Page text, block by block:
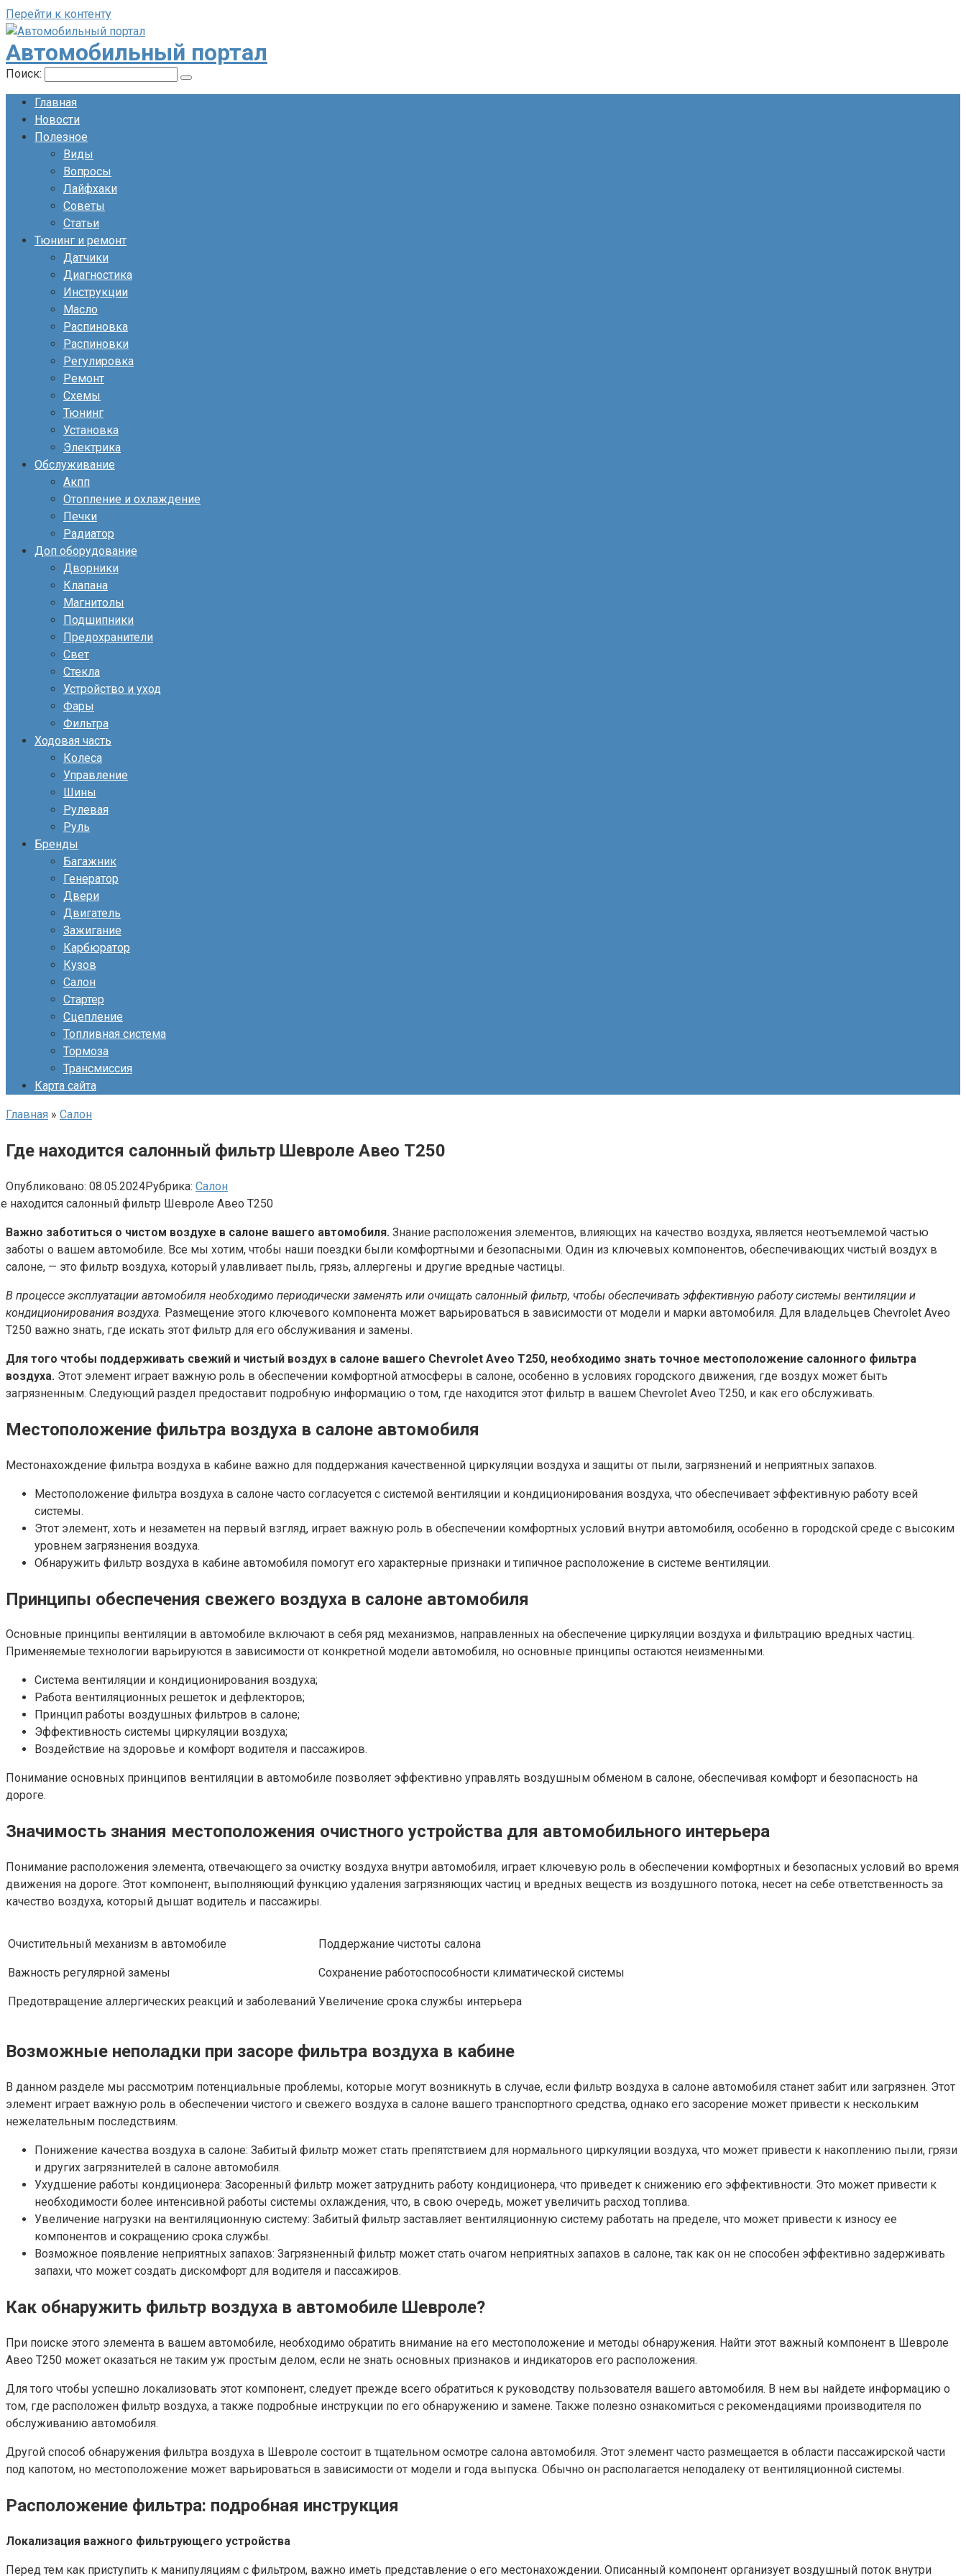
Перейти к контенту
Автомобильный портал
Поиск:
Главная
Новости
Полезное
Виды
Вопросы
Лайфхаки
Советы
Статьи
Тюнинг и ремонт
Датчики
Диагностика
Инструкции
Масло
Распиновка
Распиновки
Регулировка
Ремонт
Схемы
Тюнинг
Установка
Электрика
Обслуживание
Акпп
Отопление и охлаждение
Печки
Радиатор
Доп оборудование
Дворники
Клапана
Магнитолы
Подшипники
Предохранители
Свет
Стекла
Устройство и уход
Фары
Фильтра
Ходовая часть
Колеса
Управление
Шины
Рулевая
Руль
Бренды
Багажник
Генератор
Двери
Двигатель
Зажигание
Карбюратор
Кузов
Салон
Стартер
Сцепление
Топливная система
Тормоза
Трансмиссия
Карта сайта
Главная » Салон
Где находится салонный фильтр Шевроле Авео Т250
Опубликовано: 08.05.2024Рубрика: Салон
Важно заботиться о чистом воздухе в салоне вашего автомобиля. Знание расположения элементов, влияющих на качество воздуха, является неотъемлемой частью
заботы о вашем автомобиле. Все мы хотим, чтобы наши поездки были комфортными и безопасными. Один из ключевых компонентов, обеспечивающих чистый воздух в
салоне, — это фильтр воздуха, который улавливает пыль, грязь, аллергены и другие вредные частицы.
В процессе эксплуатации автомобиля необходимо периодически заменять или очищать салонный фильтр, чтобы обеспечивать эффективную работу системы вентиляции и
кондиционирования воздуха. Размещение этого ключевого компонента может варьироваться в зависимости от модели и марки автомобиля. Для владельцев Chevrolet Aveo
T250 важно знать, где искать этот фильтр для его обслуживания и замены.
Для того чтобы поддерживать свежий и чистый воздух в салоне вашего Chevrolet Aveo T250, необходимо знать точное местоположение салонного фильтра
воздуха. Этот элемент играет важную роль в обеспечении комфортной атмосферы в салоне, особенно в условиях городского движения, где воздух может быть
загрязненным. Следующий раздел предоставит подробную информацию о том, где находится этот фильтр в вашем Chevrolet Aveo T250, и как его обслуживать.
Местоположение фильтра воздуха в салоне автомобиля
Местонахождение фильтра воздуха в кабине важно для поддержания качественной циркуляции воздуха и защиты от пыли, загрязнений и неприятных запахов.
Местоположение фильтра воздуха в салоне часто согласуется с системой вентиляции и кондиционирования воздуха, что обеспечивает эффективную работу всей
системы.
Этот элемент, хоть и незаметен на первый взгляд, играет важную роль в обеспечении комфортных условий внутри автомобиля, особенно в городской среде с высоким
уровнем загрязнения воздуха.
Обнаружить фильтр воздуха в кабине автомобиля помогут его характерные признаки и типичное расположение в системе вентиляции.
Принципы обеспечения свежего воздуха в салоне автомобиля
Основные принципы вентиляции в автомобиле включают в себя ряд механизмов, направленных на обеспечение циркуляции воздуха и фильтрацию вредных частиц.
Применяемые технологии варьируются в зависимости от конкретной модели автомобиля, но основные принципы остаются неизменными.
Система вентиляции и кондиционирования воздуха;
Работа вентиляционных решеток и дефлекторов;
Принцип работы воздушных фильтров в салоне;
Эффективность системы циркуляции воздуха;
Воздействие на здоровье и комфорт водителя и пассажиров.
Понимание основных принципов вентиляции в автомобиле позволяет эффективно управлять воздушным обменом в салоне, обеспечивая комфорт и безопасность на
дороге.
Значимость знания местоположения очистного устройства для автомобильного интерьера
Понимание расположения элемента, отвечающего за очистку воздуха внутри автомобиля, играет ключевую роль в обеспечении комфортных и безопасных условий во время
движения на дороге. Этот компонент, выполняющий функцию удаления загрязняющих частиц и вредных веществ из воздушного потока, несет на себе ответственность за
качество воздуха, который дышат водитель и пассажиры.
Очистительный механизм в автомобиле
Важность регулярной замены
Предотвращение аллергических реакций и заболеваний
Поддержание чистоты салона
Сохранение работоспособности климатической системы
Увеличение срока службы интерьера
Возможные неполадки при засоре фильтра воздуха в кабине
В данном разделе мы рассмотрим потенциальные проблемы, которые могут возникнуть в случае, если фильтр воздуха в салоне автомобиля станет забит или загрязнен. Этот
элемент играет важную роль в обеспечении чистого и свежего воздуха в салоне вашего транспортного средства, однако его засорение может привести к нескольким
нежелательным последствиям.
Понижение качества воздуха в салоне: Забитый фильтр может стать препятствием для нормального циркуляции воздуха, что может привести к накоплению пыли, грязи
и других загрязнителей в салоне автомобиля.
Ухудшение работы кондиционера: Засоренный фильтр может затруднить работу кондиционера, что приведет к снижению его эффективности. Это может привести к
необходимости более интенсивной работы системы охлаждения, что, в свою очередь, может увеличить расход топлива.
Увеличение нагрузки на вентиляционную систему: Забитый фильтр заставляет вентиляционную систему работать на пределе, что может привести к износу ее
компонентов и сокращению срока службы.
Возможное появление неприятных запахов: Загрязненный фильтр может стать очагом неприятных запахов в салоне, так как он не способен эффективно задерживать
запахи, что может создать дискомфорт для водителя и пассажиров.
Как обнаружить фильтр воздуха в автомобиле Шевроле?
При поиске этого элемента в вашем автомобиле, необходимо обратить внимание на его местоположение и методы обнаружения. Найти этот важный компонент в Шевроле
Авео Т250 может оказаться не таким уж простым делом, если не знать основных признаков и индикаторов его расположения.
Для того чтобы успешно локализовать этот компонент, следует прежде всего обратиться к руководству пользователя вашего автомобиля. В нем вы найдете информацию о
том, где расположен фильтр воздуха, а также подробные инструкции по его обнаружению и замене. Также полезно ознакомиться с рекомендациями производителя по
обслуживанию автомобиля.
Другой способ обнаружения фильтра воздуха в Шевроле состоит в тщательном осмотре салона автомобиля. Этот элемент часто размещается в области пассажирской части
под капотом, но местоположение может варьироваться в зависимости от модели и года выпуска. Обычно он располагается неподалеку от вентиляционной системы.
Расположение фильтра: подробная инструкция
Локализация важного фильтрующего устройства
Перед тем как приступить к манипуляциям с фильтром, важно иметь представление о его местонахождении. Описанный компонент организует воздушный поток внутри